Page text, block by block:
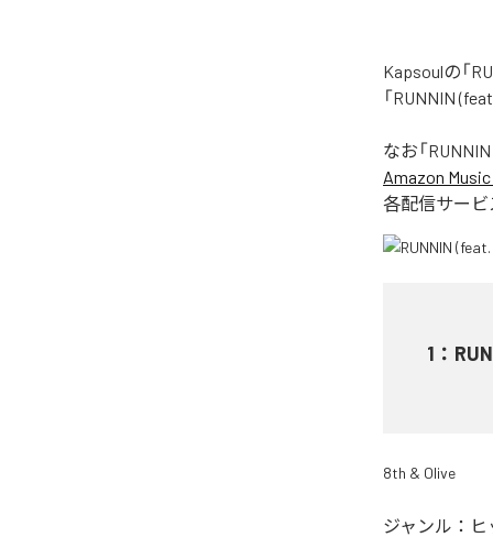
Kapsoulの「
「RUNNIN
なお「
Amazon
各配信サービ
1 ：
8th & Olive
ジャンル：